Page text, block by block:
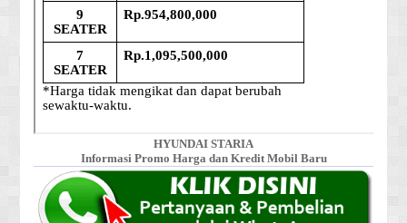
HYUNDAI STARIA
Informasi Promo Harga dan Kredit Mobil Baru